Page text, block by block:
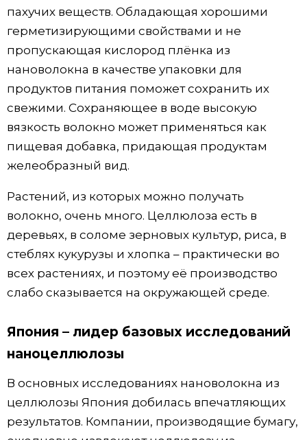
пахучих веществ. Обладающая хорошими
герметизирующими свойствами и не
пропускающая кислород плёнка из
нановолокна в качестве упаковки для
продуктов питания поможет сохранить их
свежими. Сохраняющее в воде высокую
вязкость волокно может применяться как
пищевая добавка, придающая продуктам
желеобразный вид.
Растений, из которых можно получать
волокно, очень много. Целлюлоза есть в
деревьях, в соломе зерновых культур, риса, в
стеблях кукурузы и хлопка – практически во
всех растениях, и поэтому её производство
слабо сказывается на окружающей среде.
Япония – лидер базовых исследований
наноцеллюлозы
В основных исследованиях нановолокна из
целлюлозы Япония добилась впечатляющих
результатов. Компании, производящие бумагу,